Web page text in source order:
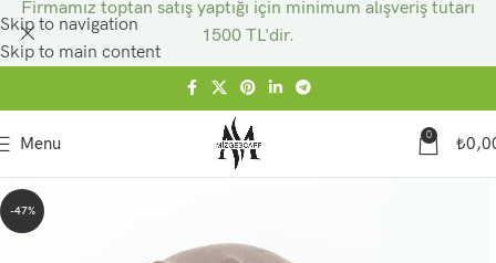
Skip to navigation
Skip to main content
Menu 0 ₺
-47%
Firmamız toptan satış yaptığı için minimum alışveriş tutarı
1500 TL'dir.